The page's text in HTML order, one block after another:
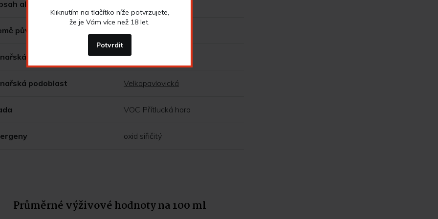
alkoholu
původu
oblast Morava
podoblast Velkopavlovická
VOC Přítlucká hora
oxid siřičitý
Průměrné výživové hodnoty na 100 ml
Kliknutím na tlačítko níže potvrzujete,
že je Vám více než 18 let.
Potvrdit